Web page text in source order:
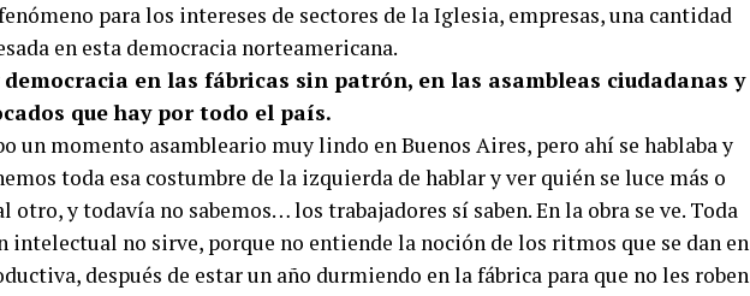
para los intereses de sectores de la Iglesia, empresas, una cantidad
en esta democracia norteamericana.
en las fábricas sin patrón, en las asambleas ciudadanas y
que hay por todo el país.
un momento asambleario muy lindo en Buenos Aires, pero ahí se hablaba y
toda esa costumbre de la izquierda de hablar y ver quién se luce más o
otro, y todavía no sabemos… los trabajadores sí saben. En la obra se ve. Toda
intelectual no sirve, porque no entiende la noción de los ritmos que se dan en
después de estar un año durmiendo en la fábrica para que no les roben